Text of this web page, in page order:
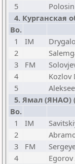
5
4. Курганская
Bo.
1
IM
2
3
FM
4
Kozlov
5
5. Ямал (ЯНАО)
Bo.
1
IM
2
3
FM
4
Egorov